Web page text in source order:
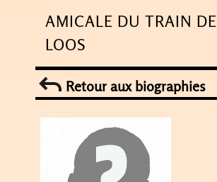
to
content
AMICALE DU TRAIN DE
LOOS
Retour aux biographies